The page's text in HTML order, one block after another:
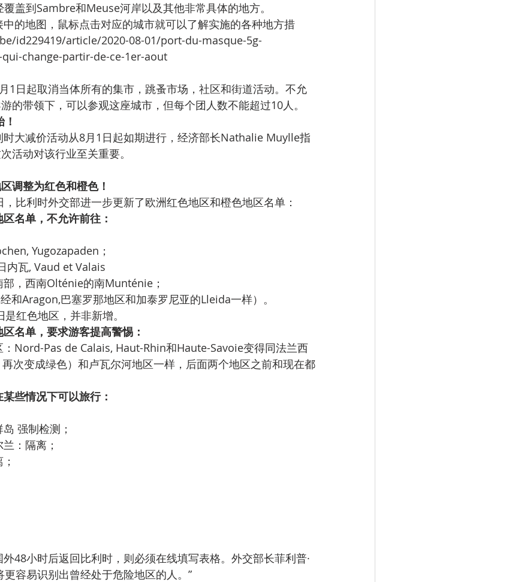
盖到Sambre和Meuse河岸以及其他非常具体的地方。
的地图，鼠标点击对应的城市就可以了解实施的各种地方措
id229419/article/2020-08-01/port-du-masque-5g-
change-partir-de-ce-1er-aout
1日起取消当体所有的集市，跳蚤市场，社区和街道活动。不允
的带领下，可以参观这座城市，但每个团人数不能超过10人。
时大减价活动从8月1日起如期进行，经济部长Nathalie Muylle指
活动对该行业至关重要。
调整为红色和橙色！
比利时外交部进一步更新了欧洲红色地区和橙色地区名单：
名单，不允许前往：
Yugozapaden；
内瓦, Vaud et Valais
，西南Olténie的南Munténie；
和Aragon,巴塞罗那地区和加泰罗尼亚的Lleida一样）。
红色地区，并非新增。
名单，要求游客提高警惕：
：Nord-Pas de Calais, Haut-Rhin和Haute-Savoie变得同法兰西
次变成绿色）和卢瓦尔河地区一样，后面两个地区之前和现在都
些情况下可以旅行：
强制检测；
：隔离；
48小时后返回比利时，则必须在线填写表格。外交部长菲利普·
容易识别出曾经处于危险地区的人。”